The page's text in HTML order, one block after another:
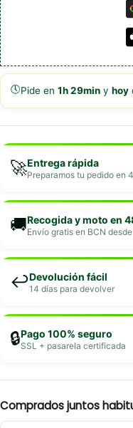
🕔Pide en 1h 29min y hoy
🚀Entrega rápida
Preparamos tu pedido en
🚚Recogida y moto en
Envío gratis en BCN
↩️Devolución fácil
14 días para devolver
🔒Pago 100% seguro
SSL + pasarela certificada
Comprados juntos